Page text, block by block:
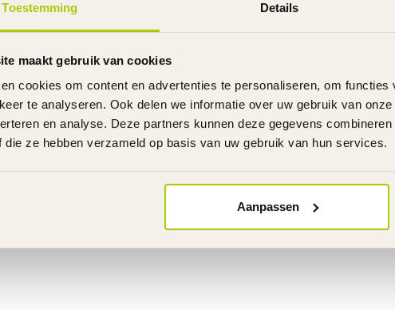
Toestemming Details
maakt gebruik van cookies
cookies om content en advertenties te personaliseren, om
te analyseren. Ook delen we informatie over uw gebruik van
en analyse. Deze partners kunnen deze gegevens
die ze hebben verzameld op basis van uw gebruik van hun services.
Aanpassen